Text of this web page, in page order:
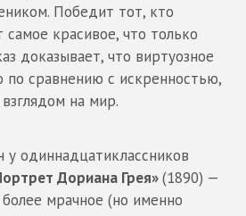
Победит тот, кто
красивое, что только
доказывает, что виртуозное
по сравнению с искренностью,
на мир.
у одиннадцатиклассников
Дориана Грея»(1890) —
мрачное (но именно